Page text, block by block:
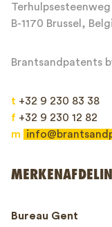
Bericht*
This site is protected
Terhulpsesteenweg
B-1170 Brussel,
Brantsandpatents
t +32 9 230 83 38
f +32 9 230 12 82
m
Bureau Gent